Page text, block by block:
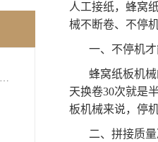
人工接纸，蜂窝
械不断卷、不停
一、不停机
蜂窝纸板机
天换卷30次就是
板机械来说，停
二、拼接质